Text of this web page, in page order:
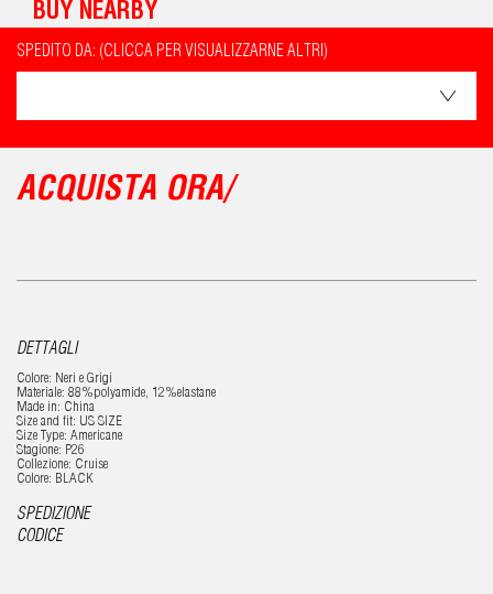
BUY NEARBY
SPEDITO DA: (CLICCA PER VISUALIZZARNE ALTRI)
ACQUISTA ORA/
DETTAGLI
Colore: Neri e Grigi
Materiale: 88%polyamide, 12%elastane
Made in: China
Size and fit: US SIZE
Size Type: Americane
Stagione: P26
Collezione: Cruise
Colore: BLACK
SPEDIZIONE
CODICE